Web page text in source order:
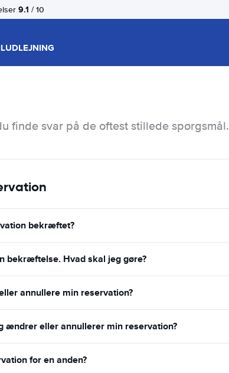
9.1 / 10
finde svar på de oftest stillede spørgsmål.
bekræftet?
bekræftelse. Hvad skal jeg gøre?
annullere min reservation?
ændrer eller annullerer min reservation?
for en anden?